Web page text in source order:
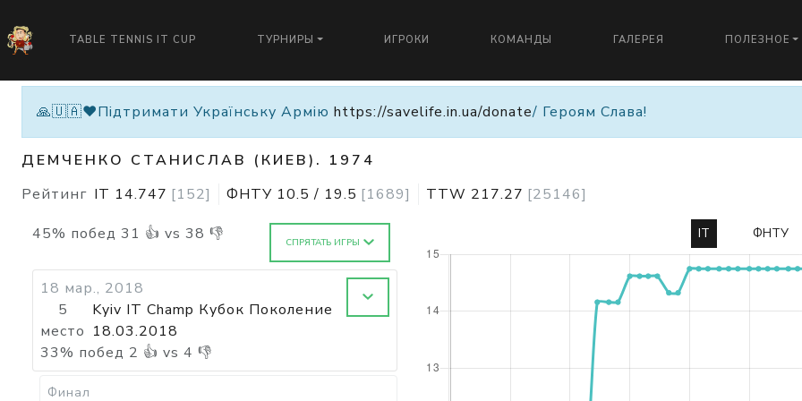
TABLE TENNIS IT CUP ТУРНИРЫ ИГРОКИ КОМАНДЫ ГАЛЕРЕЯ ПОЛЕЗНОЕ
🙏🇺🇦❤️Підтримати Українську Армію https://savelife.in.ua/donate/ Героям Слава!
ДЕМЧЕНКО СТАНИСЛАВ (КИЕВ). 1974
Рейтинг IT 14.747 [152] ФНТУ 10.5 / 19.5 [1689] TTW 217.27 [25146]
45% побед 31 👍 vs 38 👎 СПРЯТАТЬ ИГРЫ
18 мар., 2018
5
место
Kyiv IT Champ Кубок Поколение
18.03.2018
33% побед 2 👍 vs 4 👎
Финал
IT ФНТУ